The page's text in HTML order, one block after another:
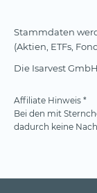
Robotik
Seltene
iShares
Janus
Jupiter
Nicht
Long
Stammdaten
(Aktien, ETFs,
Die Isarvest
Affiliate Hinweis *
Bei den mit
dadurch keine